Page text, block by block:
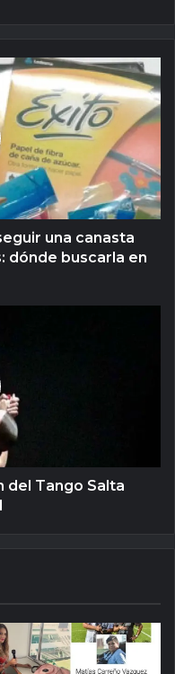
una canasta
dónde buscarla en
del Tango Salta